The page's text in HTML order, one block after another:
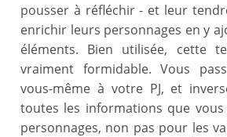
pousser à réfléchir - et leur
enrichir leurs personnages en y
éléments. Bien utilisée, cette
vraiment formidable. Vous
vous-même à votre PJ, et
toutes les informations que
personnages, non pas pour les